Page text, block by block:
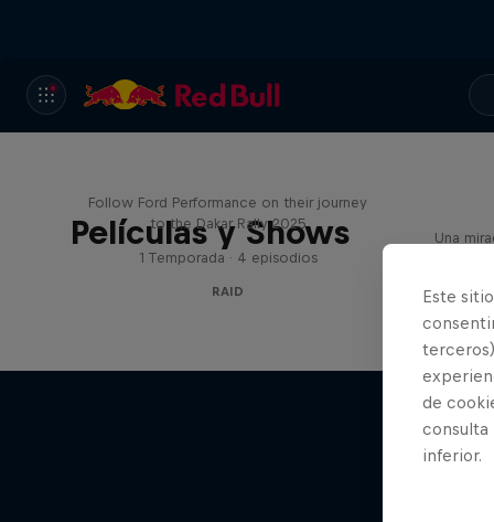
Películas y Shows
Follow Ford Performance on their journey
to the Dakar Rally 2025
1 Temporada · 4 episodios
RAID
Una
Este
de
consulta
inferior.